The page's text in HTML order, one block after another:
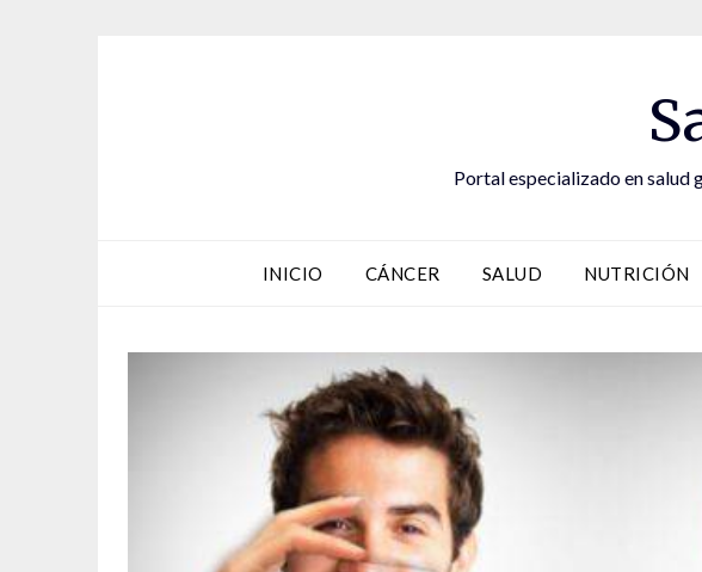
Portal especializado en salud
INICIO CÁNCER SALUD NUTRICIÓN